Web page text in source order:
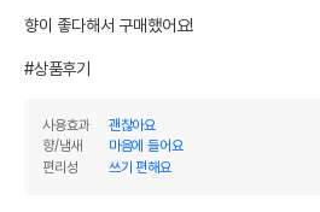
향이 좋다해서 구매했어요!
#상품후기
사용효과
괜찮아요
향/냄새
마음에 들어요
편리성
쓰기 편해요